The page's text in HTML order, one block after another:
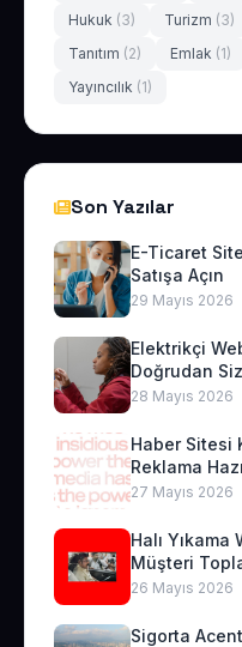
Hukuk (3) Turizm (3)
Tanıtım (2) Emlak (1)
Yayıncılık (1)
Son Yazılar
E-Ticaret
Satışa Açın
29 Mayıs 2026
Elektrikçi
Doğrudan
28 Mayıs 2026
Haber Sitesi
Reklama
27 Mayıs 2026
Halı
Müşteri
26 Mayıs 2026
Sigorta